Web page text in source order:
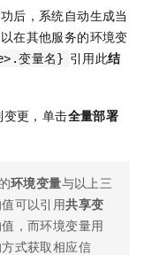
后，系统自动生成当
在其他服务的环境变
变量名} 引用此结
更，单击全量部署
环境变量与以上三
可以引用共享变
，而环境变量用
式获取相应信